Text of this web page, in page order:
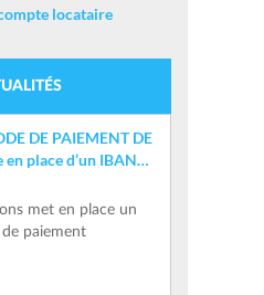
locataire
DE PAIEMENT DE
en place d’un IBAN
met en place un
paiement